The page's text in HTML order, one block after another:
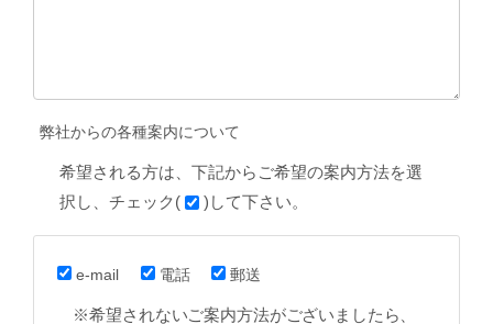
弊社からの各種案内について
希望される方は、下記からご希望の案内方法を選
択し、チェック(
)して下さい。
e-mail 電話 郵送
※希望されないご案内方法がございましたら、